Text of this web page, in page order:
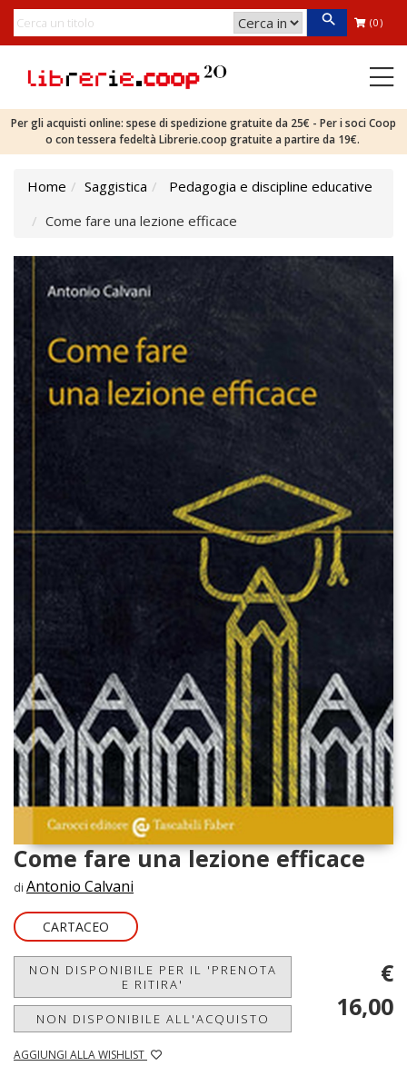
(0)
Per gli acquisti online: spese di spedizione gratuite da 25€ - Per i soci Coop
o con tessera fedeltà Librerie.coop gratuite a partire da 19€.
Home Saggistica
Pedagogia e discipline educative
Come fare una lezione efficace
Come fare una lezione efficace
di Antonio Calvani
CARTACEO
NON DISPONIBILE PER IL 'PRENOTA
E RITIRA'
NON DISPONIBILE ALL'ACQUISTO
AGGIUNGI ALLA WISHLIST
€
16,00